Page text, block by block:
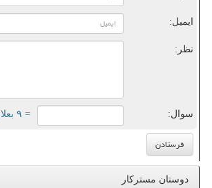
ایمیل:
نظر:
سوال: = ۹ بعلاوه ۲
دوستان مسترکار